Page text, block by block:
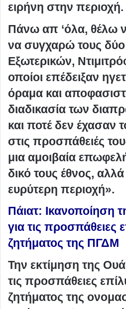
ειρήνη στην περιοχή.
Πάνω απ ‘όλα, θέλω
να συγχαρώ τους
Εξωτερικών,
οποίοι επέδειξαν
όραμα και
διαδικασία των
και ποτέ δεν έχασαν
στις προσπάθειές
μια αμοιβαία
δικό τους έθνος, αλλά
ευρύτερη περιοχή».
Πάιατ: Ικανοποίηση
για τις προσπάθειες
ζητήματος της ΠΓΔΜ
Την εκτίμηση της
τις προσπάθειες
ζητήματος της